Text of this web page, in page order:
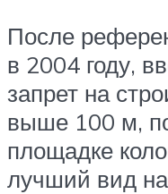
После
в 2004 году,
запрет на
выше 100 м,
площадке
лучший вид на